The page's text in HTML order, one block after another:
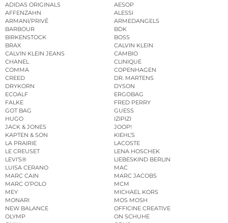
ADIDAS ORIGINALS
AESOP
AFFENZAHN
ALESSI
ARMANI/PRIVÉ
ARMEDANGELS
BARBOUR
BDK
BIRKENSTOCK
BOSS
BRAX
CALVIN KLEIN
CALVIN KLEIN JEANS
CAMBIO
CHANEL
CLINIQUE
COMMA
COPENHAGEN
CREED
DR. MARTENS
DRYKORN
DYSON
ECOALF
ERGOBAG
FALKE
FRED PERRY
GOT BAG
GUESS
HUGO
IZIPIZI
JACK & JONES
JOOP!
KAPTEN & SON
KIEHL’S
LA PRAIRIE
LACOSTE
LE CREUSET
LENA HOSCHEK
LEVI’S®
LIEBESKIND BERLIN
LUISA CERANO
MAC
MARC CAIN
MARC JACOBS
MARC O’POLO
MCM
MEY
MICHAEL KORS
MONARI
MOS MOSH
NEW BALANCE
OFFICINE CREATIVE
OLYMP
ON SCHUHE